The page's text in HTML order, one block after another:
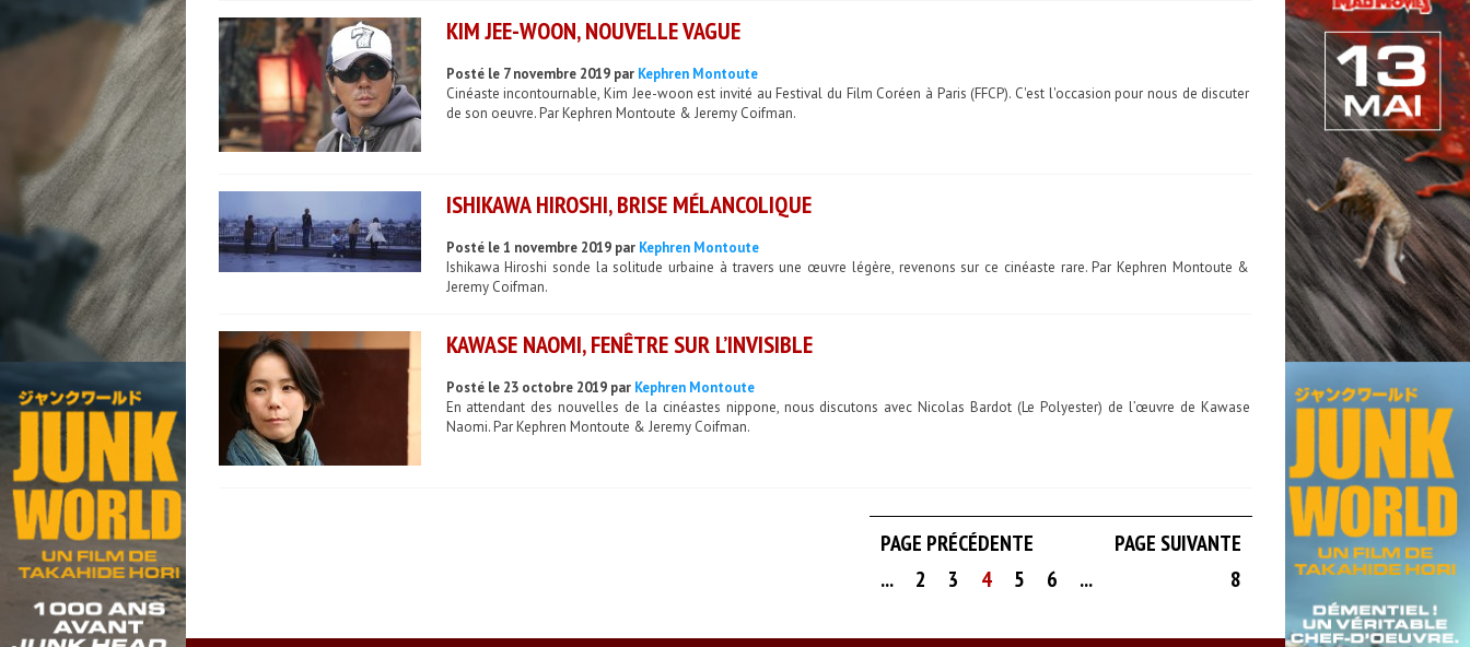
KIM JEE-WOON, NOUVELLE VAGUE
Posté le 7 novembre 2019 par Kephren Montoute
Cinéaste incontournable, Kim Jee-woon est invité au Festival du Film Coréen à Paris (FFCP). C'est l'occasion pour nous de discuter
de son oeuvre. Par Kephren Montoute & Jeremy Coifman.
ISHIKAWA HIROSHI, BRISE MÉLANCOLIQUE
Posté le 1 novembre 2019 par Kephren Montoute
Ishikawa Hiroshi sonde la solitude urbaine à travers une œuvre légère, revenons sur ce cinéaste rare. Par Kephren Montoute &
Jeremy Coifman.
KAWASE NAOMI, FENÊTRE SUR L’INVISIBLE
Posté le 23 octobre 2019 par Kephren Montoute
En attendant des nouvelles de la cinéastes nippone, nous discutons avec Nicolas Bardot (Le Polyester) de l’œuvre de Kawase
Naomi. Par Kephren Montoute & Jeremy Coifman.
PAGE PRÉCÉDENTE
PAGE SUIVANTE
...
2 3 4 5 6 ... 8